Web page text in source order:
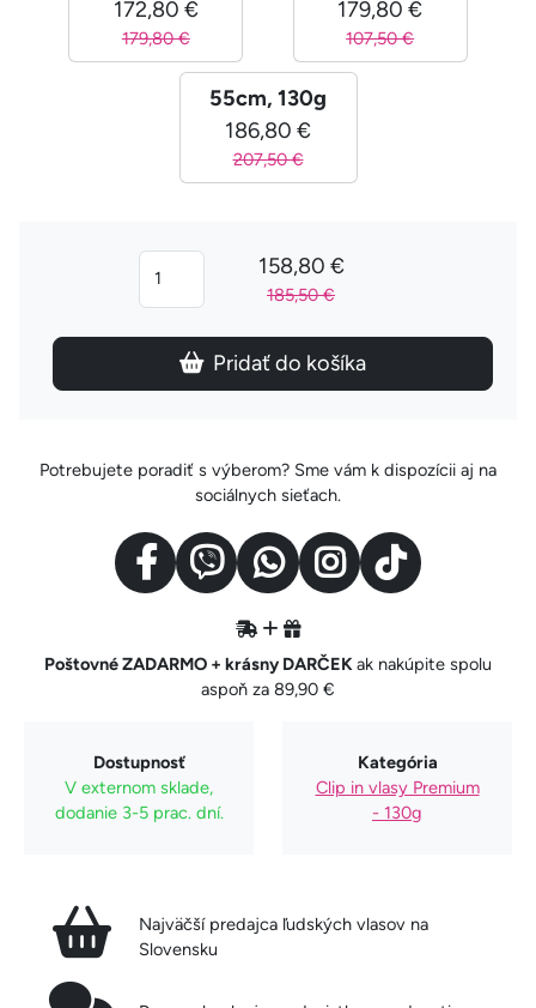
172,80 €
179,80 €
179,80 €
107,50 €
55cm, 130g
186,80 €
207,50 €
158,80 €
185,50 €
Pridať do košíka
Potrebujete poradiť s výberom? Sme vám k dispozícii aj na
sociálnych sieťach.
Poštovné ZADARMO + krásny DARČEKak nakúpite spolu
aspoň za 89,90 €
Dostupnosť
V externom sklade,
dodanie 3-5 prac. dní.
Kategória
Clip in vlasy Premium
- 130g
Najväčší predajca ľudských vlasov na
Slovensku